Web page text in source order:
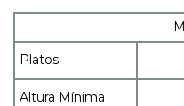
Platos
Altura Mínima